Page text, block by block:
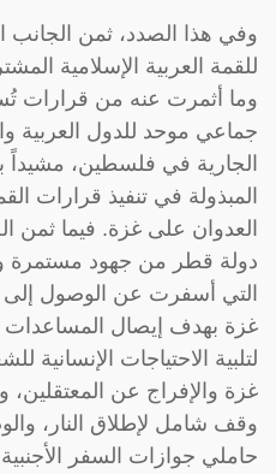
وفي هذا الصدد، ثمن الجانب
للقمة العربية الإسلامية
وما أثمرت عنه من قرارات
جماعي موحد للدول العربية
الجارية في فلسطين، مشيداً
المبذولة في تنفيذ قرارات
العدوان على غزة. فيما ثمن
دولة قطر من جهود مستمرة
التي أسفرت عن الوصول إلى
غزة بهدف إيصال المساعدات
لتلبية الاحتياجات
غزة والإفراج عن
وقف شامل لإطلاق النار،
حاملي جوازات السفر